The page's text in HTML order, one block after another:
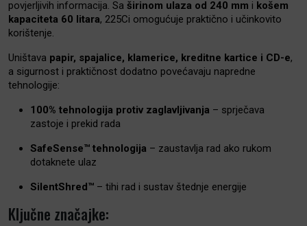
povjerljivih informacija. Sa širinom ulaza od 240 mm i košem
kapaciteta 60 litara, 225Ci omogućuje praktično i učinkovito
korištenje.
Uništava papir, spajalice, klamerice, kreditne kartice i CD-e,
a sigurnost i praktičnost dodatno povećavaju napredne
tehnologije:
100% tehnologija protiv zaglavljivanja – sprječava
zastoje i prekid rada
SafeSense™ tehnologija – zaustavlja rad ako rukom
dotaknete ulaz
SilentShred™ – tihi rad i sustav štednje energije
Ključne značajke: